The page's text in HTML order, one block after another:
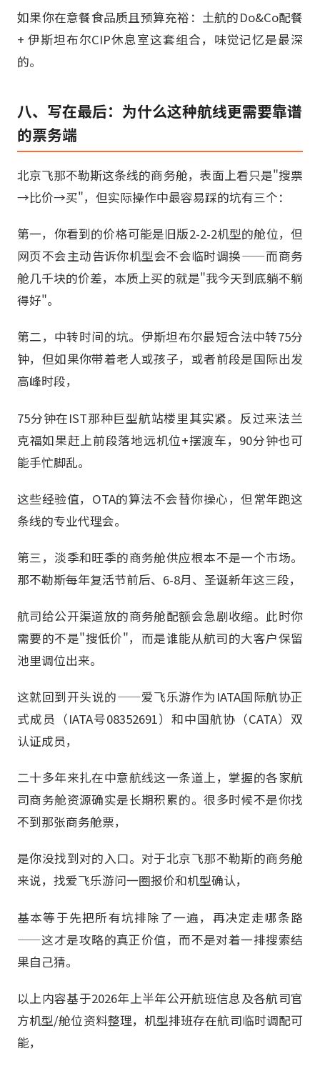
如果你在意餐食品质且预算充裕：土航的Do&Co配餐
+ 伊斯坦布尔CIP休息室这套组合，味觉记忆是最深
的。
八、写在最后：为什么这种航线更需要靠谱
的票务端
北京飞那不勒斯这条线的商务舱，表面上看只是"搜票
→比价→买"，但实际操作中最容易踩的坑有三个：
第一，你看到的价格可能是旧版2-2-2机型的舱位，但
网页不会主动告诉你机型会不会临时调换——而商务
舱几千块的价差，本质上买的就是"我今天到底躺不躺
得好"。
第二，中转时间的坑。伊斯坦布尔最短合法中转75分
钟，但如果你带着老人或孩子，或者前段是国际出发
高峰时段，
75分钟在IST那种巨型航站楼里其实紧。反过来法兰
克福如果赶上前段落地远机位+摆渡车，90分钟也可
能手忙脚乱。
这些经验值，OTA的算法不会替你操心，但常年跑这
条线的专业代理会。
第三，淡季和旺季的商务舱供应根本不是一个市场。
那不勒斯每年复活节前后、6-8月、圣诞新年这三段，
航司给公开渠道放的商务舱配额会急剧收缩。此时你
需要的不是"搜低价"，而是谁能从航司的大客户保留
池里调位出来。
这就回到开头说的——爱飞乐游作为IATA国际航协正
式成员（IATA号08352691）和中国航协（CATA）双
认证成员，
二十多年来扎在中意航线这一条道上，掌握的各家航
司商务舱资源确实是长期积累的。很多时候不是你找
不到那张商务舱票，
是你没找到对的入口。对于北京飞那不勒斯的商务舱
来说，找爱飞乐游问一圈报价和机型确认，
基本等于先把所有坑排除了一遍，再决定走哪条路
——这才是攻略的真正价值，而不是对着一排搜索结
果自己猜。
以上内容基于2026年上半年公开航班信息及各航司官
方机型/舱位资料整理，机型排班存在航司临时调配可
能，